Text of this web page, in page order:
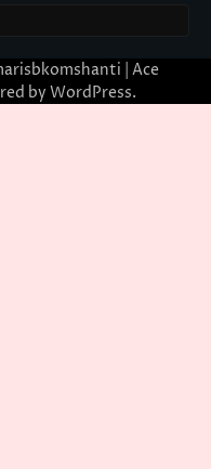
| Ace
by WordPress.